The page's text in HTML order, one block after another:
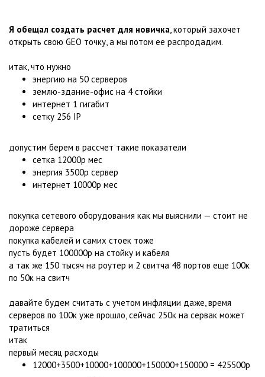
Я обещал создать расчет для новичка, который захочет
открыть свою GEO точку, а мы потом ее распродадим.
итак, что нужно
энергию на 50 серверов
землю-здание-офис на 4 стойки
интернет 1 гигабит
сетку 256 IP
допустим берем в рассчет такие показатели
сетка 12000р мес
энергия 3500р сервер
интернет 10000р мес
покупка сетевого оборудования как мы выяснили — стоит не
дороже сервера
покупка кабелей и самих стоек тоже
пусть будет 100000р на стойку и кабеля
а так же 150 тысяч на роутер и 2 свитча 48 портов еще 100к
по 50к на свитч
давайте будем считать с учетом инфляции даже, время
серверов по 100к уже прошло, сейчас 250к на сервак может
тратиться
итак
первый месяц расходы
12000+3500+10000+100000+150000+150000 = 425500р